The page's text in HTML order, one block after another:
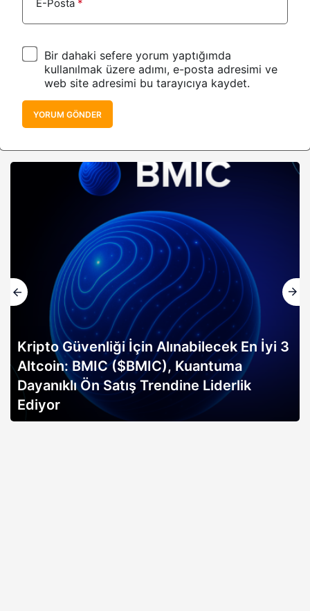
E-Posta *
Bir dahaki sefere yorum yaptığımda
kullanılmak üzere adımı, e-posta adresimi ve
web site adresimi bu tarayıcıya kaydet.
YORUM GÖNDER
Kripto Güvenliği İçin Alınabilecek En İyi 3
Altcoin: BMIC ($BMIC), Kuantuma
Dayanıklı Ön Satış Trendine Liderlik
Ediyor